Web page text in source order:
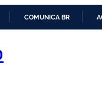
COMUNICA BR